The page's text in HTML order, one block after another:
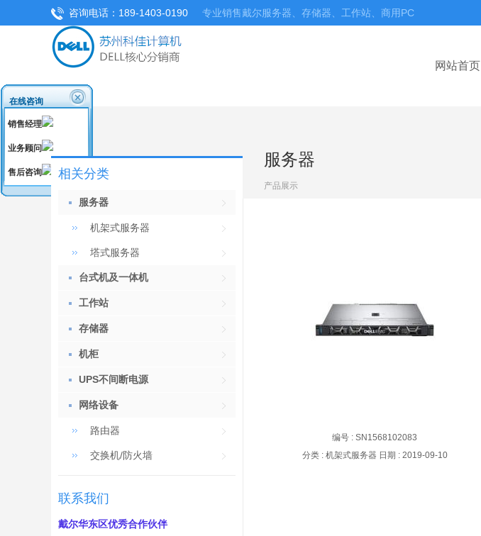
咨询电话：189-1403-0190 专业销售戴尔服务器、存储器、工作站、商用PC
网站首页
服务器
产品展示
相关分类
服务器
机架式服务器
塔式服务器
台式机及一体机
工作站
存储器
机柜
UPS不间断电源
网络设备
路由器
交换机/防火墙
联系我们
戴尔华东区优秀合作伙伴
PowerEdge R240机架式服务器
编号 : SN1568102083
分类 : 机架式服务器 日期 : 2019-09-10
在线咨询
销售经理
业务顾问
售后咨询